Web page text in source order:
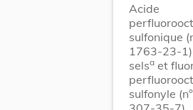
Acide
sulfonique
1763-23-
selsa et
sulfonyle